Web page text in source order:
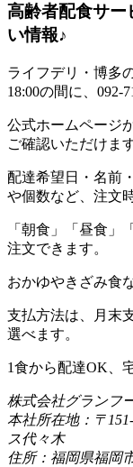
高齢者配食サー
い情報♪
ライフデリ・博多
18:00の間に、092-
公式ホームページ
ご確認いただけます
配達希望日・名前
や個数など、注文
「朝食」「昼食」
注文できます。
おかゆやきざみ食
支払方法は、月末
選べます。
1食から配達OK、
株式会社グランフ
本社所在地：〒
ス代々木
住所：福岡県福岡